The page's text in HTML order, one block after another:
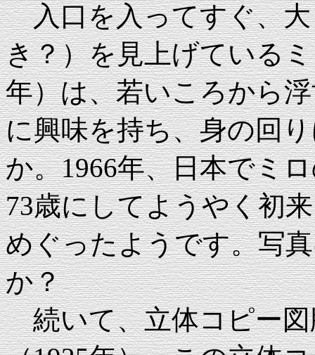
入口を入ってすぐ、大
き？）を見上げている
年）は、若いころから
に興味を持ち、身の回
か。1966年、日本でミ
73歳にしてようやく初
めぐったようです。写
か？
続いて、立体コピー図